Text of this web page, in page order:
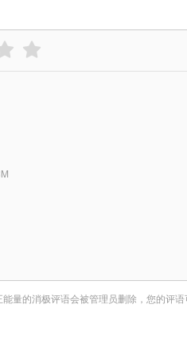
量的消极评语会被管理员删除，您的评